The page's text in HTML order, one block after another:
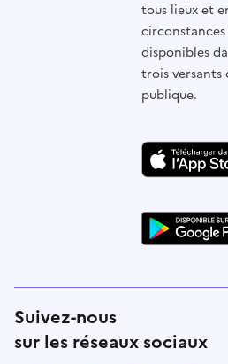
tous lieux et
disponibles
trois
publique.
Suivez-nous
sur les réseaux sociaux